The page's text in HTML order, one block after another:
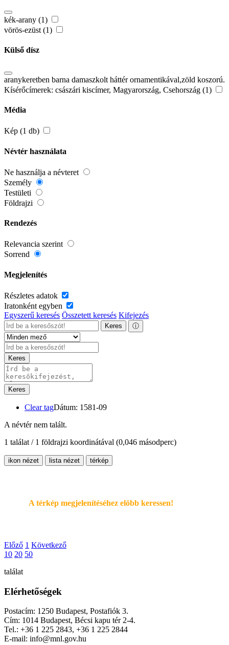
kék-arany (1)
vörös-ezüst (1)
Külső dísz
aranykeretben barna damaszkolt háttér ornamentikával,zöld koszorú.
Kísérőcímerek: császári kiscímer, Magyarország, Csehország (1)
Média
Kép (1 db)
Névtér használata
Ne használja a névteret
Személy
Testületi
Földrajzi
Rendezés
Relevancia szerint
Sorrend
Megjelenítés
Részletes adatok
Iratonként egyben
Egyszerű keresés Összetett keresés Kifejezés
Keres ⓘ
Keres
Keres
Clear tagDátum: 1581-09
A névtér nem talált.
1 találat / 1 földrajzi koordinátával (0,046 másodperc)
ikon nézet lista nézet térkép
A térkép megjelenítéséhez elöbb keressen!
Előző 1 Következő
10 20 50
találat
Elérhetőségek
Postacím: 1250 Budapest, Postafiók 3.
Cím: 1014 Budapest, Bécsi kapu tér 2-4.
Tel.: +36 1 225 2843, +36 1 225 2844
E-mail: info@mnl.gov.hu